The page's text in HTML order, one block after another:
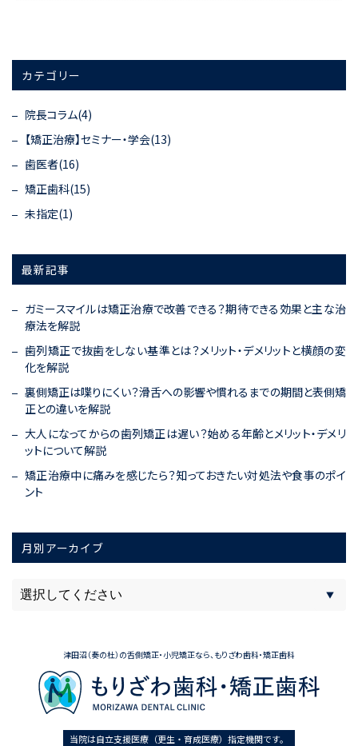
カテゴリー
院長コラム(4)
【矯正治療】セミナー・学会(13)
歯医者(16)
矯正歯科(15)
未指定(1)
最新記事
ガミースマイルは矯正治療で改善できる？期待できる効果と主な治
療法を解説
歯列矯正で抜歯をしない基準とは？メリット・デメリットと横顔の変
化を解説
裏側矯正は喋りにくい？滑舌への影響や慣れるまでの期間と表側矯
正との違いを解説
大人になってからの歯列矯正は遅い？始める年齢とメリット・デメリ
ットについて解説
矯正治療中に痛みを感じたら？知っておきたい対処法や食事のポイ
ント
月別アーカイブ
津田沼（奏の杜）の舌側矯正・小児矯正なら、もりざわ歯科・矯正歯科
当院は自立支援医療（更生・育成医療）指定機関です。